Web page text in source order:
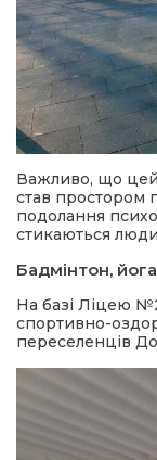
Важливо, що цей
став простором
подолання
стикаються
Бадмінтон,
На базі Ліцею
спортивно-
переселенців